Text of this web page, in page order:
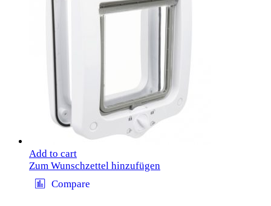
Add to cart
Zum Wunschzettel hinzufügen
Compare